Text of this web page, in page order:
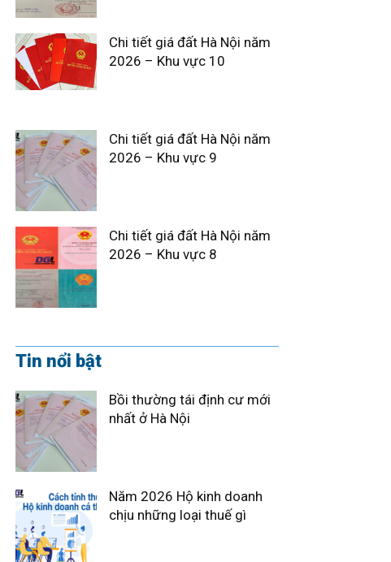
Chi tiết giá đất Hà Nội năm
2026 – Khu vực 10
Chi tiết giá đất Hà Nội năm
2026 – Khu vực 9
Chi tiết giá đất Hà Nội năm
2026 – Khu vực 8
Tin nổi bật
Bồi thường tái định cư mới
nhất ở Hà Nội
Năm 2026 Hộ kinh doanh
chịu những loại thuế gì